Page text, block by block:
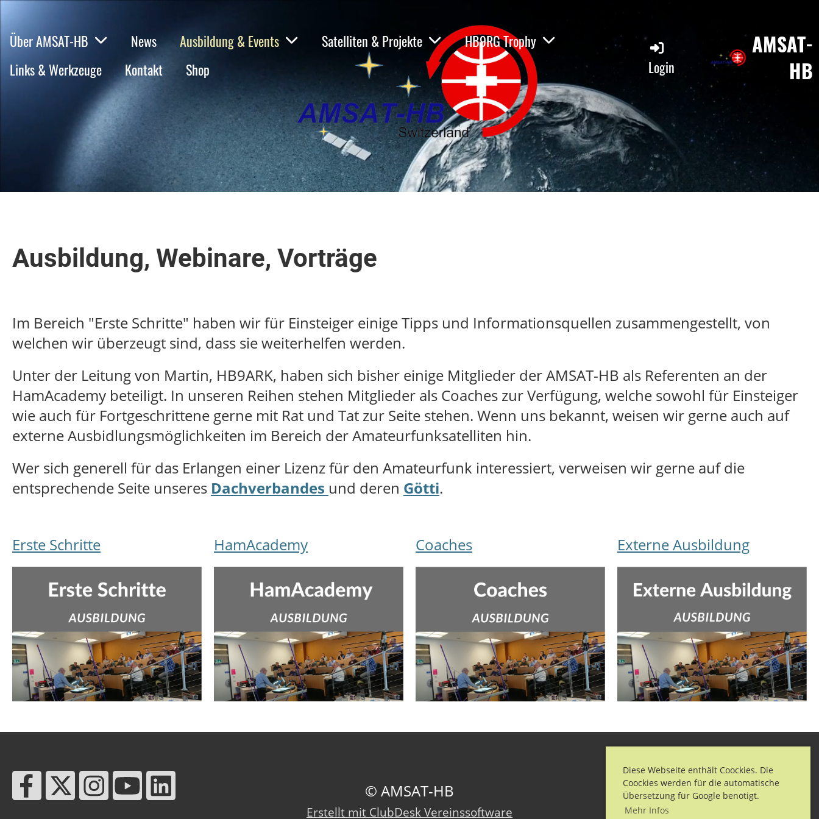
Diese Webseite enthält Coockies. Die
Coockies werden für die automatische
Übersetzung für Google benötigt.
Mehr Infos
Über AMSAT-HB News Ausbildung & Events Satelliten & Projekte
HB9RG Trophy
Links & Werkzeuge
Kontakt Shop Login
AMSAT-
HB
Ausbildung, Webinare, Vorträge
Im Bereich "Erste Schritte" haben wir für Einsteiger einige Tipps und Informationsquellen zusammengestellt, von
welchen wir überzeugt sind, dass sie weiterhelfen werden.
Unter der Leitung von Martin, HB9ARK, haben sich bisher einige Mitglieder der AMSAT-HB als Referenten an der
HamAcademy beteiligt. In unseren Reihen stehen Mitglieder als Coaches zur Verfügung, welche sowohl für Einsteiger
wie auch für Fortgeschrittene gerne mit Rat und Tat zur Seite stehen. Wenn uns bekannt, weisen wir gerne auch auf
externe Ausbidlungsmöglichkeiten im Bereich der Amateurfunksatelliten hin.
Wer sich generell für das Erlangen einer Lizenz für den Amateurfunk interessiert, verweisen wir gerne auf die
entsprechende Seite unseres Dachverbandes und deren Götti.
Erste Schritte HamAcademy Coaches Externe Ausbildung
© AMSAT-HB
Erstellt mit ClubDesk Vereinssoftware
Impressum